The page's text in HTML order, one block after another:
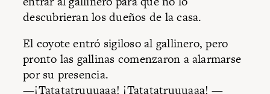
descubrieran los dueños de la casa.
El coyote entró sigiloso al gallinero, pero
pronto las gallinas comenzaron a alarmarse
por su presencia.
—¡Tatatatruuuaaa! ¡Tatatatruuuaaa! —